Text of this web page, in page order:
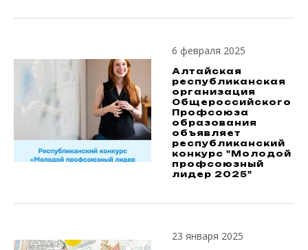
6 февраля 2025
Алтайская
республиканская
организация
Общероссийского
Профсоюза
образования
объявляет
республиканский
конкурс "Молодой
профсоюзный
лидер 2025"
23 января 2025